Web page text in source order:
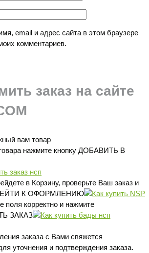
email и адрес сайта в этом браузере
комментариев.
заказ на сайте
вам товар
нажмите кнопку ДОБАВИТЬ В
в Корзину, проверьте Ваш заказ и
К ОФОРМЛЕНИЮ
поля корректно и нажмите
ЗАКАЗ
заказа с Вами свяжется
уточнения и подтверждения заказа.